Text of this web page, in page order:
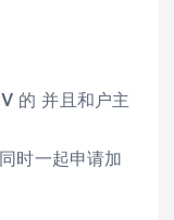
的 并且和户主
时一起申请加